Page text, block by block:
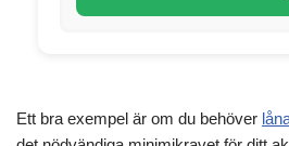
Ett bra exempel är om du behöver